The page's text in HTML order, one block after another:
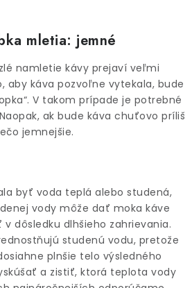
mletia: jemné
namletie kávy prejaví veľmi
aby káva pozvoľne vytekala, bude
V takom prípade je potrebné
ak bude káva chuťovo príliš
jemnejšie.
byť voda teplá alebo studená,
vody môže dať moka káve
dôsledku dlhšieho zahrievania.
studenú vodu, pretože
plnšie telo výsledného
a zistiť, ktorá teplota vody